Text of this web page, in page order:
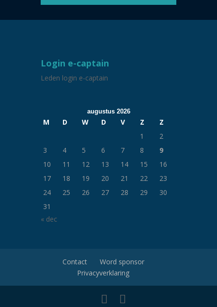
Login e-captain
Leden login e-captain
augustus 2026
M D W D V Z
Z
1
2
3
4 5 6 7 8
9
10
11 12 13 14 15
16
17
18 19 20 21 22
23
24
25 26 27 28 29
30
31
« dec
Contact
Word sponsor
Privacyverklaring